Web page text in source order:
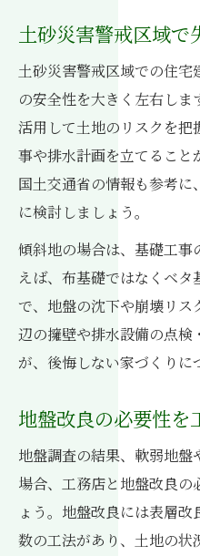
土砂災害警戒区域で
土砂災害警戒区域での住
の安全性を大きく左右しま
活用して土地のリスクを把
事や排水計画を立てること
国土交通省の情報も参考
に検討しましょう。
傾斜地の場合は、基礎工事
えば、布基礎ではなくベタ
で、地盤の沈下や崩壊リス
辺の擁壁や排水設備の点検
が、後悔しない家づくりに
地盤改良の必要性を
地盤調査の結果、軟弱地
場合、工務店と地盤改良
ょう。地盤改良には表層
数の工法があり、土地の